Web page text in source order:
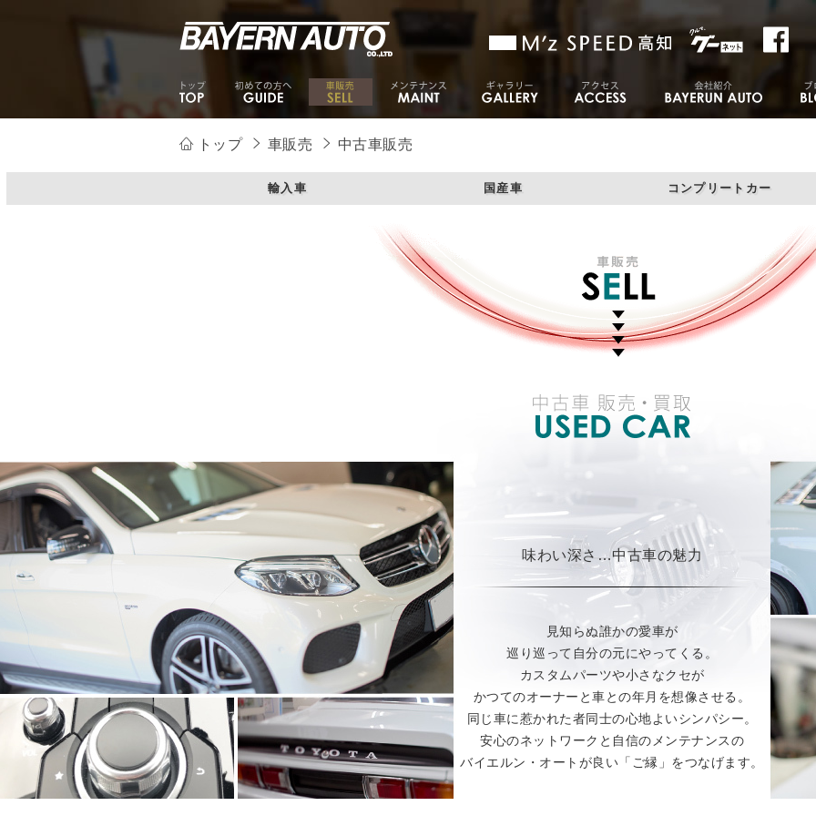
トップ 車販売 中古車販売
輸入車 国産車 コンプリートカー
味わい深さ…中古車の魅力
見知らぬ誰かの愛車が
巡り巡って自分の元にやってくる。
カスタムパーツや小さなクセが
かつてのオーナーと車との年月を想像させる。
同じ車に惹かれた者同士の心地よいシンパシー。
安心のネットワークと自信のメンテナンスの
バイエルン・オートが良い「ご縁」をつなげます。